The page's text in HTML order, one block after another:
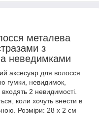
металева
з
неведимками
аксесуар для волосся
гумки, невидимок,
2 невидимості.
коли хочуть внести в
Розміри: 28 х 2 см